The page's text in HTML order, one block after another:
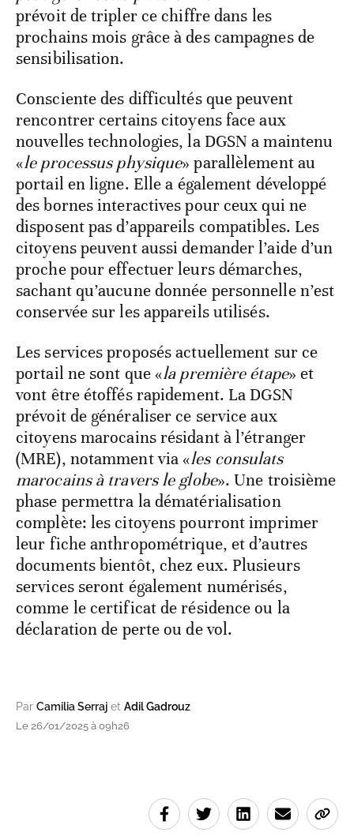
prévoit de tripler ce chiffre dans les
prochains mois grâce à des campagnes de
sensibilisation.
Consciente des difficultés que peuvent
rencontrer certains citoyens face aux
nouvelles technologies, la DGSN a maintenu
«le processus physique» parallèlement au
portail en ligne. Elle a également développé
des bornes interactives pour ceux qui ne
disposent pas d’appareils compatibles. Les
citoyens peuvent aussi demander l’aide d’un
proche pour effectuer leurs démarches,
sachant qu’aucune donnée personnelle n’est
conservée sur les appareils utilisés.
Les services proposés actuellement sur ce
portail ne sont que «la première étape» et
vont être étoffés rapidement. La DGSN
prévoit de généraliser ce service aux
citoyens marocains résidant à l’étranger
(MRE), notamment via «les consulats
marocains à travers le globe». Une troisième
phase permettra la dématérialisation
complète: les citoyens pourront imprimer
leur fiche anthropométrique, et d’autres
documents bientôt, chez eux. Plusieurs
services seront également numérisés,
comme le certificat de résidence ou la
déclaration de perte ou de vol.
Par Camilia Serraj et Adil Gadrouz
Le 26/01/2025 à 09h26